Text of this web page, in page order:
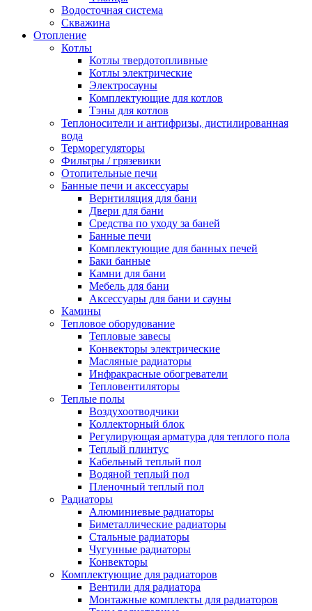
Водосточная система
Скважина
Отопление
Котлы
Котлы твердотопливные
Котлы электрические
Электросауны
Комплектующие для котлов
Тэны для котлов
Теплоносители и антифризы, дистилированная
вода
Терморегуляторы
Фильтры / грязевики
Отопительные печи
Банные печи и аксессуары
Вернтиляция для бани
Двери для бани
Средства по уходу за баней
Банные печи
Комплектующие для банных печей
Баки банные
Камни для бани
Мебель для бани
Аксессуары для бани и сауны
Камины
Тепловое оборудование
Тепловые завесы
Конвекторы электрические
Масляные радиаторы
Инфракрасные обогреватели
Тепловентиляторы
Теплые полы
Воздухоотводчики
Коллекторный блок
Регулирующая арматура для теплого пола
Теплый плинтус
Кабельный теплый пол
Водяной теплый пол
Пленочный теплый пол
Радиаторы
Алюминиевые радиаторы
Биметаллические радиаторы
Стальные радиаторы
Чугунные радиаторы
Конвекторы
Комплектующие для радиаторов
Вентили для радиатора
Монтажные комплекты для радиаторов